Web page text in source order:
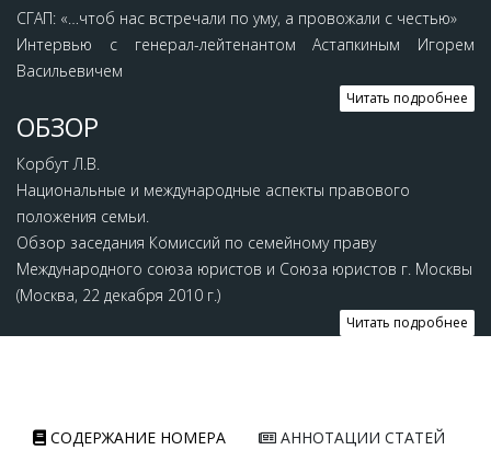
СГАП: «…чтоб нас встречали по уму, а провожали с честью»
Интервью с генерал-лейтенантом Астапкиным Игорем
Васильевичем
Читать подробнее
ОБЗОР
Корбут Л.В.
Национальные и международные аспекты правового
положения семьи.
Обзор заседания Комиссий по семейному праву
Международного союза юристов и Союза юристов г. Москвы
(Москва, 22 декабря 2010 г.)
Читать подробнее
СОДЕРЖАНИЕ НОМЕРА АННОТАЦИИ СТАТЕЙ